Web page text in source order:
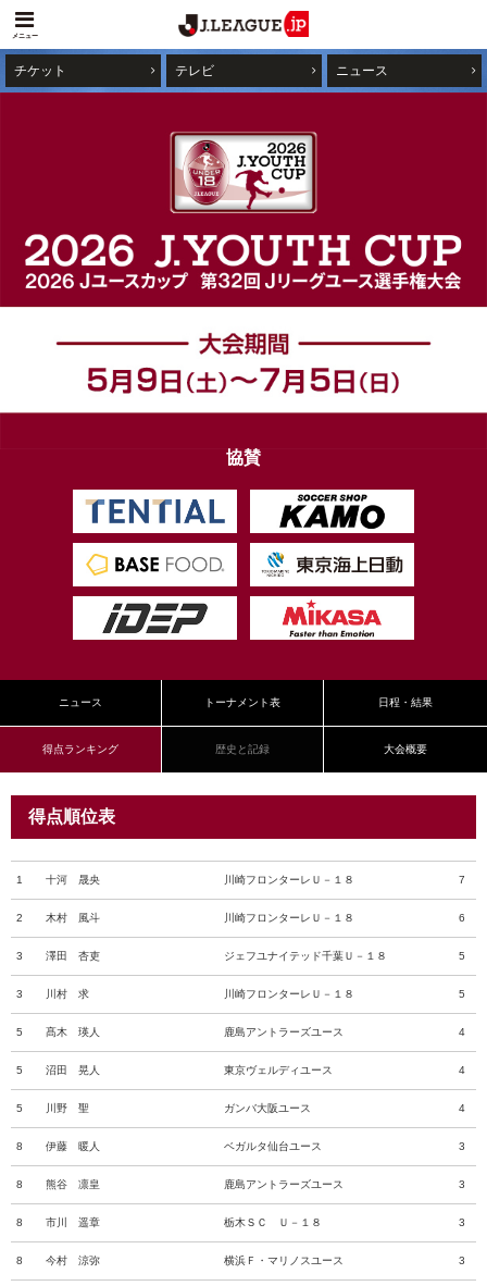
メニュー
チケット テレビ ニュース
協賛
ニュース トーナメント表 日程・結果
得点ランキング 歴史と記録 大会概要
得点順位表
1 十河 晟央 川崎フロンターレＵ－１８ 7
2 木村 風斗 川崎フロンターレＵ－１８ 6
3 澤田 杏吏 ジェフユナイテッド千葉Ｕ－１８ 5
3 川村 求 川崎フロンターレＵ－１８ 5
5 髙木 瑛人 鹿島アントラーズユース 4
5 沼田 晃人 東京ヴェルディユース 4
5 川野 聖 ガンバ大阪ユース 4
8 伊藤 暖人 ベガルタ仙台ユース 3
8 熊谷 凛皇 鹿島アントラーズユース 3
8 市川 遥章 栃木ＳＣ Ｕ－１８ 3
8 今村 涼弥 横浜Ｆ・マリノスユース 3